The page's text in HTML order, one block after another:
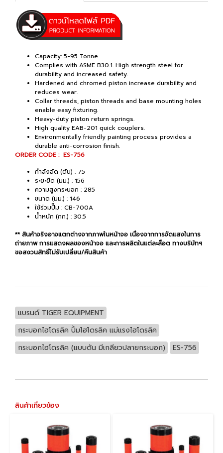
Capacity: 5-95 Tonne
Complies with ASME B30.1. High strength steel for
durability and increased safety.
Hardened and chromed piston increase durability and
reduces wear.
Collar threads, piston threads and base mounting holes
enable easy fixturing.
Heavy-duty piston return springs.
High quality EAB-201 quick couplers.
Environmentally friendly painting process provides a
durable anti-corrosion finish.
ORDER CODE : ES-756
กำลังอัด (ตัน) : 75
ระยะยืด (มม.) : 156
ความสูงกระบอก : 285
ขนาด (มม.) : 146
ใช้ร่วมปั๊ม : CB-700A
น้ำหนัก (กก.) : 30.5
** สินค้าจริงอาจแตกต่างจากภาพในหน้าจอ เนื่องจากการจัดแสงในการ
ถ่ายภาพ การแสดงผลของหน้าจอ และการผลิตในแต่ละล็อต ทางบริษัทฯ
ขอสงวนสิทธิ์ไม่รับเปลี่ยน/คืนสินค้า
แบรนด์ TIGER EQUIPMENT
กระบอกไฮโดรลิค ปั้มไฮโดรลิค แม่แรงไฮโดรลิค
กระบอกไฮโดรลิค (แบบดัน มีเกลียวปลายกระบอก)
ES-756
สินค้าเกี่ยวข้อง